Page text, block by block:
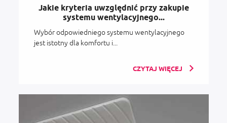
Jakie kryteria uwzględnić przy zakupie
systemu wentylacyjnego...
Wybór odpowiedniego systemu wentylacyjnego
jest istotny dla komfortu i...
CZYTAJ WIĘCEJ